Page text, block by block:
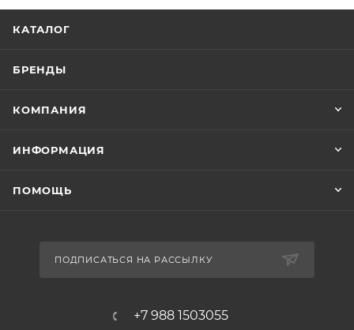
КАТАЛОГ
БРЕНДЫ
КОМПАНИЯ
ИНФОРМАЦИЯ
ПОМОЩЬ
ПОДПИСАТЬСЯ НА РАССЫЛКУ
+7 988 1503055